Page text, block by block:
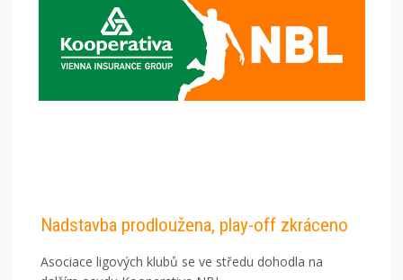
Nadstavba prodloužena, play-off zkráceno
Asociace ligových klubů se ve středu dohodla na